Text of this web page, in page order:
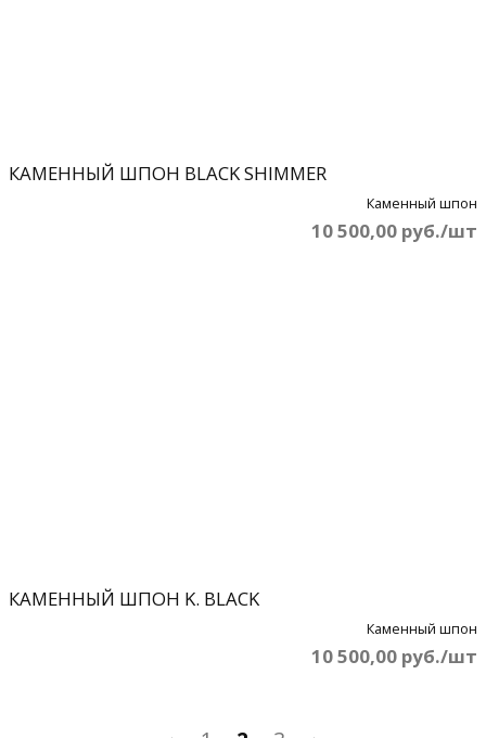
КАМЕННЫЙ ШПОН BLACK SHIMMER
Каменный шпон
10 500,00 руб./шт
КАМЕННЫЙ ШПОН K. BLACK
Каменный шпон
10 500,00 руб./шт